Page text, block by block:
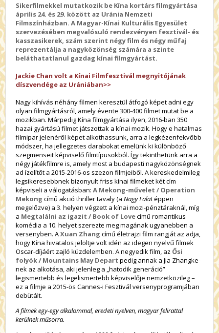
Sikerfilmekkel mutatkozik be Kína kortárs filmgyártása
április 24. és 29. között az Uránia Nemzeti
Filmszínházban. A Magyar-Kínai Kulturális Egyesület
szervezésében megvalósuló rendezvényen fesztivál- és
kasszasikerek, szám szerint négy film és négy műfaj
reprezentálja a nagyközönség számára a szinte
beláthatatlanul gazdag kínai filmgyártást.
Jackie Chan volt a Kínai Filmfesztivál megnyitójának
díszvendége az Urániában>>
Nagy kihívás néhány filmen keresztül átfogó képet adni egy
olyan filmgyártásról, amely évente 300-400 filmet mutat be a
mozikban. Márpedig Kína filmgyártása ilyen, 2016-ban 350
hazai gyártású filmet játszottak a kínai mozik. Hogy e hatalmas
filmipar jelenéről képet alkothassunk, arra a legkézenfekvőbb
módszer, ha jellegzetes darabokat emelünk ki különböző
szegmenseit képviselő filmtípusokból. Így tekinthetünk arra a
négy játékfilmre is, amely most a budapesti nagyközönségnek
ad ízelítőt a 2015-2016-os szezon filmjeiből. A kereskedelmileg
legsikeresebbnek bizonyult friss kínai filmeket két cím
képviseli a válogatásban:A Mekong-művelet / Operation
Mekong című akció thriller tavaly (aNagy Falatéppen
megelőzve) a 3. helyen végzett a kínai mozi-pénztáraknál, míg
a Megtalálni az igazit / Book of Lovecímű romantikus
komédia a 10. helyet szerezte meg magának ugyanebben a
versenyben. AXuan Zhang című életrajzi film rangját az adja,
hogy Kína hivatalos jelöltje volt idén az idegen nyelvű filmek
Oscar-díjáért zajló küzdelemben. A negyedik film, azŐsi
folyók / Mountains May Depart pedig annak a Jia Zhangke-
nek az alkotása, aki jelenleg a „hatodik generáció”
legismertebb és legelismertebb képviselője nemzetközileg –
ez a filmje a 2015-ös Cannes-i Fesztivál versenyprogramjában
debütált.
A filmek egy-egy alkalommal, eredeti nyelven, magyar felirattal
kerülnek műsorra.